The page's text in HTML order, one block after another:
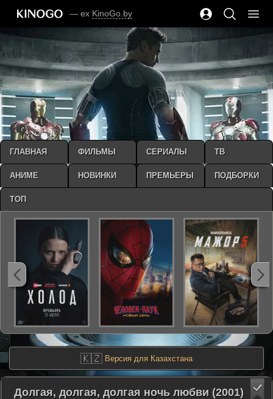
— ex KinoGo.by
🇰🇿 Версия для Казахстана
Долгая, долгая, долгая ночь любви (2001)
ГЛАВНАЯ ФИЛЬМЫ СЕРИАЛЫ ТВ
АНИМЕ НОВИНКИ ПРЕМЬЕРЫ ПОДБОРКИ
ТОП